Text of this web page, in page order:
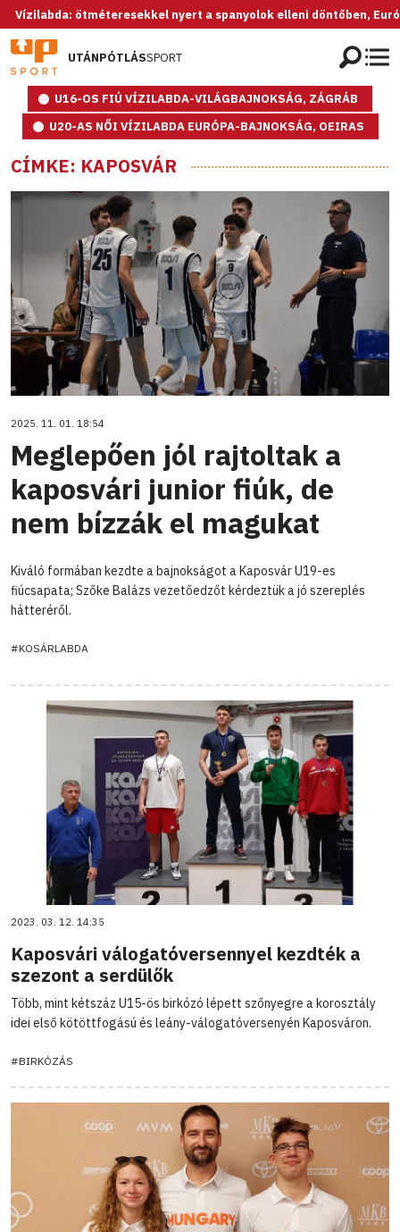
ötméteresekkel nyert a spanyolok elleni döntőben, Európa-
UTÁNPÓTLÁSSPORT
U16-OS FIÚ VÍZILABDA-VILÁGBAJNOKSÁG, ZÁGRÁB
U20-AS NŐI VÍZILABDA EURÓPA-BAJNOKSÁG, OEIRAS
CÍMKE: KAPOSVÁR
2025. 11. 01. 18:54
Meglepően jól rajtoltak a
kaposvári junior fiúk, de
nem bízzák el magukat
Kiváló formában kezdte a bajnokságot a Kaposvár U19-es
fiúcsapata; Szőke Balázs vezetőedzőt kérdeztük a jó szereplés
hátteréről.
#KOSÁRLABDA
2023. 03. 12. 14:35
Kaposvári válogatóversennyel kezdték a
szezont a serdülők
Több, mint kétszáz U15-ös birkózó lépett szőnyegre a korosztály
idei első kötöttfogású és leány-válogatóversenyén Kaposváron.
#BIRKÓZÁS